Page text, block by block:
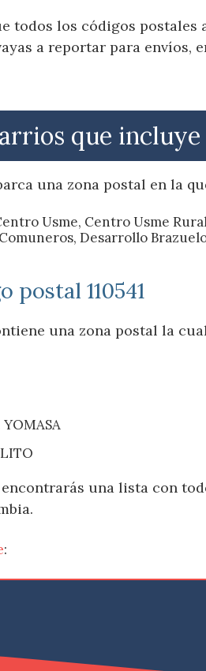
todos los códigos postales
a reportar para
que incluye
una zona postal en la
Usme, Centro Usme
Desarrollo
postal 110541
una zona postal la
una lista con
: